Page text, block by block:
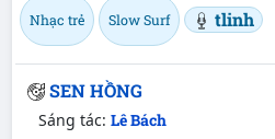
Nhạc trẻ Slow Surf tlinh
SEN HỒNG
Sáng tác: Lê Bách